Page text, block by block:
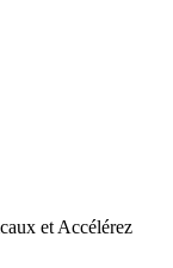
et Accélérez